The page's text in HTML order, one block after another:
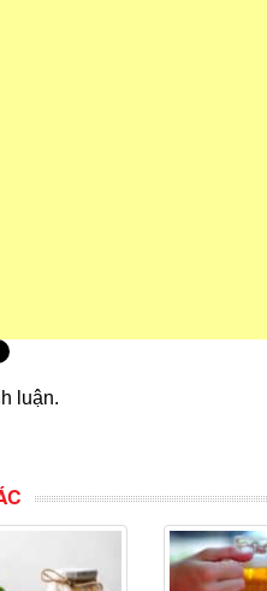
luận.